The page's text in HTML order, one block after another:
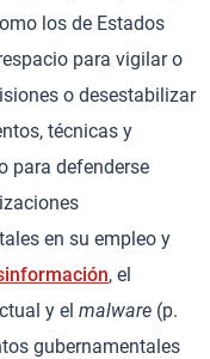
los de Estados
para vigilar o
o desestabilizar
técnicas y
para defenderse
en su empleo y
, el
y el malware (p.
gubernamentales